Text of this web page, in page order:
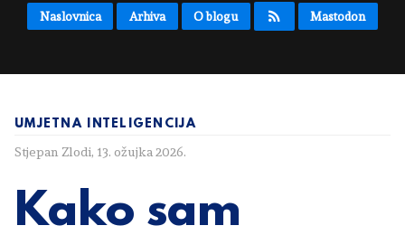
Naslovnica Arhiva O blogu Mastodon
UMJETNA INTELIGENCIJA
Stjepan Zlodi, 13. ožujka 2026.
Kako sam